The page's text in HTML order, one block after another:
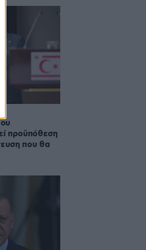
προϋπόθεση
που θα